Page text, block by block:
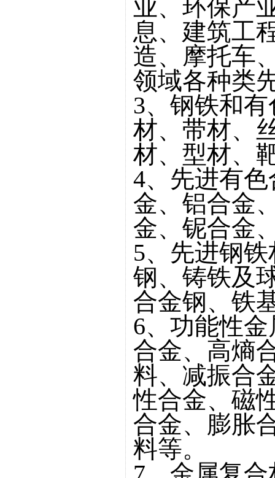
业、环保产
息、建筑工
造、摩托车
领域各种类
3、钢铁和
材、带材、
材、型材、
4、先进有
金、铝合金
金、铌合金
5、先进钢
钢、铸铁及
合金钢、铁
6、功能性
合金、高熵
料、减振合
性合金、磁
合金、膨胀
料等。